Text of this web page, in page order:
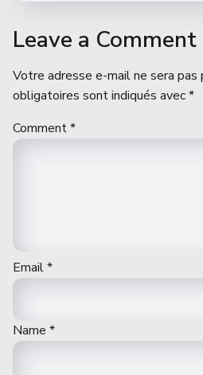
Leave a Comment
Votre adresse e-mail ne sera pas
obligatoires sont indiqués avec*
Comment*
Email*
Name *